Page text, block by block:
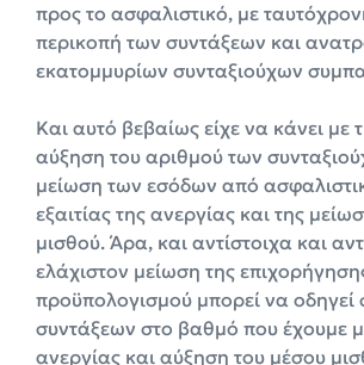
προς το ασφαλιστικό, με
περικοπή των συντάξεων και
εκατομμυρίων συνταξιούχων
Και αυτό βεβαίως είχε να κάνει με
αύξηση του αριθμού των
μείωση των εσόδων από
εξαιτίας της ανεργίας και της
μισθού. Άρα, και αντίστοιχα και
ελάχιστον μείωση της
προϋπολογισμού μπορεί να οδηγεί
συντάξεων στο βαθμό που έχουμε
ανεργίας και αύξηση του μέσου